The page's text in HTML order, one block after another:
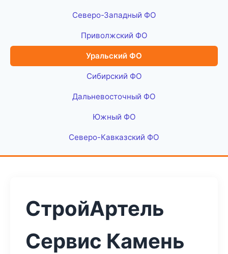
Северо-Западный ФО
Приволжский ФО
Уральский ФО
Сибирский ФО
Дальневосточный ФО
Южный ФО
Северо-Кавказский ФО
СтройАртель
Сервис Камень